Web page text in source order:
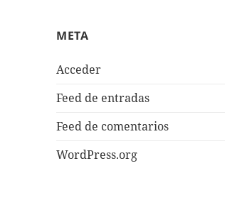
META
Acceder
Feed de entradas
Feed de comentarios
WordPress.org